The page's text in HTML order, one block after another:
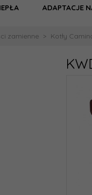
ADAPTACJE
zamienne Kotły